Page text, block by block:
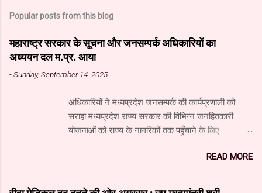
Popular posts from this blog
महाराष्ट्र सरकार के सूचना और जनसम्पर्क अधिकारियों का
अध्ययन दल म.प्र. आया
-Sunday, September 14, 2025
अधिकारियों ने मध्यप्रदेश जनसम्पर्क की कार्यप्रणाली को
सराहा मध्यप्रदेश राज्य सरकार की विभिन्न जनहितकारी
योजनाओं को राज्य के नागरिकों तक पहुँचाने के लिए
उपयोग कर रहा है। यहाँ पारंपरिक माध्यमों के साथ नवीनतम
डिजिटल और सोशल मीडिया का भी प्रभावी ढंग से उपयोग
किया जा रहा है। महाराष्ट्र सरकार के सूचना और जनसंपर्क
READ MORE